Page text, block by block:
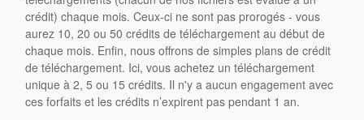
crédit) chaque mois. Ceux-ci ne sont pas prorogés - vous
aurez 10, 20 ou 50 crédits de téléchargement au début de
chaque mois. Enfin, nous offrons de simples plans de crédit
de téléchargement. Ici, vous achetez un téléchargement
unique à 2, 5 ou 15 crédits. Il n'y a aucun engagement avec
ces forfaits et les crédits n’expirent pas pendant 1 an.